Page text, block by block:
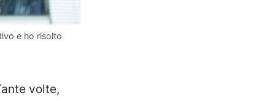
e ho risolto
volte,